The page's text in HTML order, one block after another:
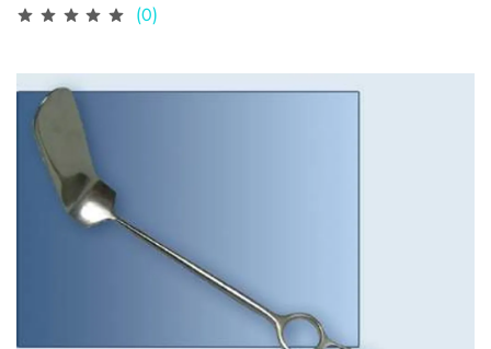
(0)